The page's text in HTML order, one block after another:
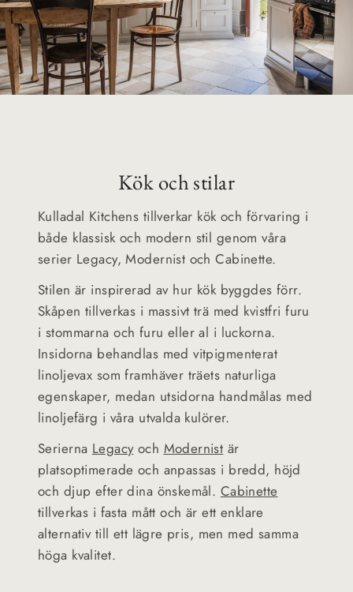
Kök och stilar
Kulladal Kitchens tillverkar kök och förvaring i
både klassisk och modern stil genom våra
serier Legacy, Modernist och Cabinette.
Stilen är inspirerad av hur kök byggdes förr.
Skåpen tillverkas i massivt trä med kvistfri furu
i stommarna och furu eller al i luckorna.
Insidorna behandlas med vitpigmenterat
linoljevax som framhäver träets naturliga
egenskaper, medan utsidorna handmålas med
linoljefärg i våra utvalda kulörer.
Serierna Legacyoch Modernist är
platsoptimerade och anpassas i bredd, höjd
och djup efter dina önskemål. Cabinette
tillverkas i fasta mått och är ett enklare
alternativ till ett lägre pris, men med samma
höga kvalitet.